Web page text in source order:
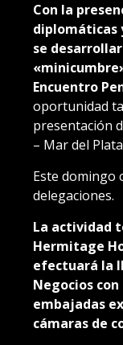
Con la
diplomáticas
se
Encuentro
oportunidad
presentación
– Mar del
Este domingo
delegaciones.
La actividad
Hermitage
efectuará la
Negocios
embajadas
cámaras de